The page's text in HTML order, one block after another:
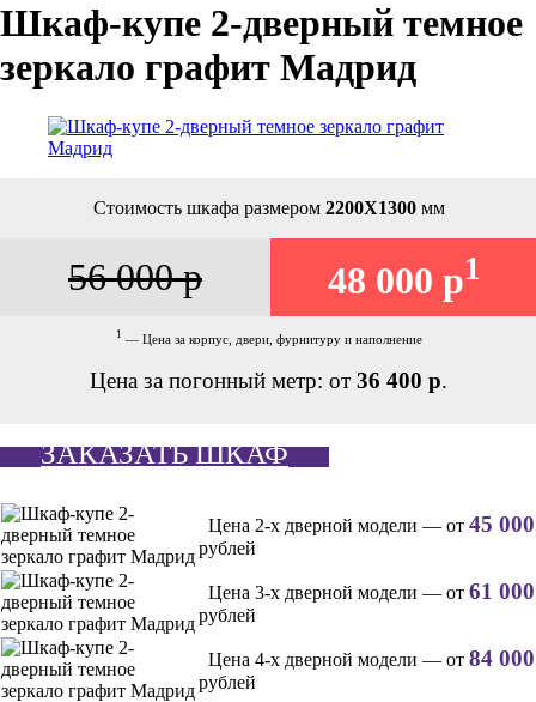
Шкаф-купе 2-дверный темное
зеркало графит Мадрид
Стоимость шкафа размером 2200Х1300мм
56 000 р 48 000 р1
1 — Цена за корпус, двери, фурнитуру и наполнение
Цена за погонный метр: от 36 400 р.
ЗАКАЗАТЬ ШКАФ
Цена 2-х дверной модели — от 45 000
рублей
Цена 3-х дверной модели — от 61 000
рублей
Цена 4-х дверной модели — от 84 000
рублей